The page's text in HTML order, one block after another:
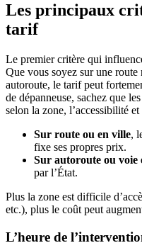
Les principaux
tarif
Le premier critère qui
Que vous soyez sur une
autoroute, le tarif peut
de dépanneuse, sachez que
selon la zone, l’accessibilité
Sur route ou en ville,
fixe ses propres prix.
Sur autoroute ou voie
par l’État.
Plus la zone est difficile
etc.), plus le coût peut
L’heure de